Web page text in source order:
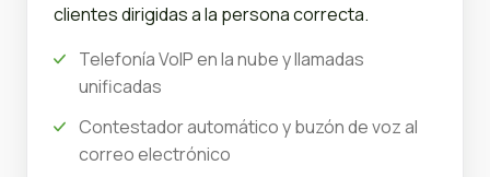
clientes dirigidas a la persona correcta.
Telefonía VoIP en la nube y llamadas
unificadas
Contestador automático y buzón de voz al
correo electrónico